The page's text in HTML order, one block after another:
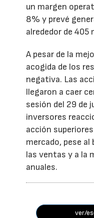
un margen
8% y prevé
alrededor de 405
A pesar de la
acogida de los
negativa. Las
llegaron a caer
sesión del 29 de
inversores
acción
mercado, pese
las ventas y a la
anuales.
ver/